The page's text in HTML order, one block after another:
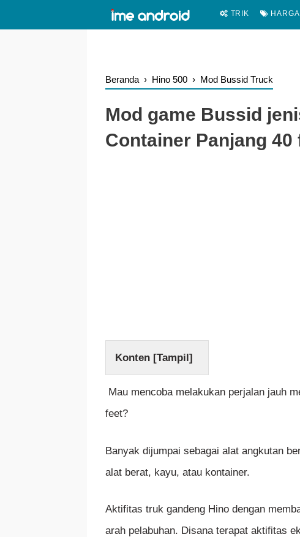
TRIK
Beranda › Hino 500 › Mod Bussid Truck
Mod game Bussid
Container Panjang 40
Konten [Tampil]
Mau mencoba melakukan perjalan jauh
feet?
Banyak dijumpai sebagai alat angkutan
alat berat, kayu, atau kontainer.
Aktifitas truk gandeng Hino dengan
arah pelabuhan. Disana terapat aktifitas